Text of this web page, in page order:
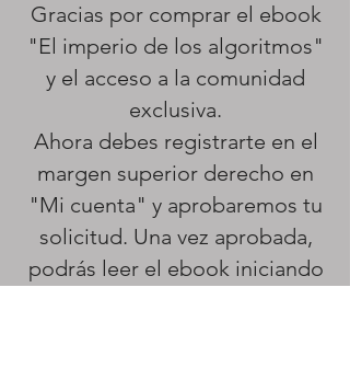
Gracias por comprar el ebook
"El imperio de los algoritmos"
y el acceso a la comunidad
exclusiva.
Ahora debes registrarte en el
margen superior derecho en
"Mi cuenta" y aprobaremos tu
solicitud. Una vez aprobada,
podrás leer el ebook iniciando